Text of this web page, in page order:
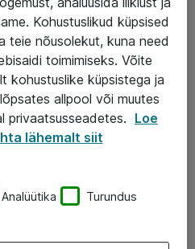
Kohustuslikud küpsised
teie nõusolekut, kuna need
toimimiseks. Võite
kohustuslike küpsistega ja
allpool või muutes
privaatsusseadetes. Loe
lähemalt siit
Analüütika Turundus